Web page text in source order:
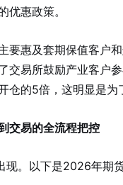
优惠政策。
要惠及套期保值客户和
交易所鼓励产业客户
仓的5倍，这明显是为
交易的全流程把控
现。以下是2026年期